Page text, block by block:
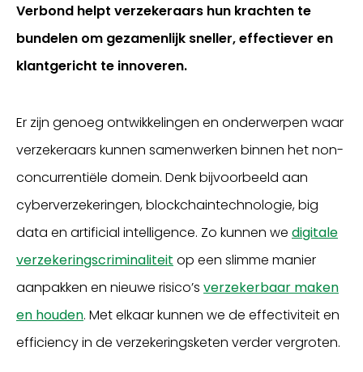
Inloggen
Verbond helpt verzekeraars hun krachten te
bundelen om gezamenlijk sneller, effectiever en
klantgericht te innoveren.
Er zijn genoeg ontwikkelingen en onderwerpen waar
verzekeraars kunnen samenwerken binnen het non-
concurrentiële domein. Denk bijvoorbeeld aan
cyberverzekeringen, blockchaintechnologie, big
data en artificial intelligence. Zo kunnen we digitale
verzekeringscriminaliteit op een slimme manier
aanpakken en nieuwe risico’s verzekerbaar maken
en houden. Met elkaar kunnen we de effectiviteit en
efficiency in de verzekeringsketen verder vergroten.